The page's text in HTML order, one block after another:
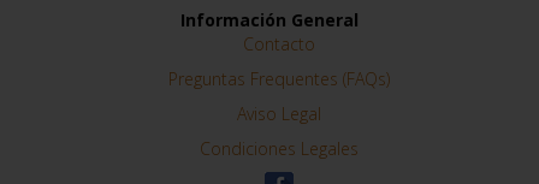
Información General
Contacto
Preguntas Frequentes (FAQs)
Aviso Legal
Condiciones Legales